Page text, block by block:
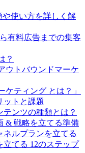
や使い方を詳しく解
有料広告までの集客
？
ウトバウンドマーケ
ティング とは？」
ットと課題
ンツの種類とは？
& 戦略を立てる準備
ネルプランを立てる
立てる 12のステップ